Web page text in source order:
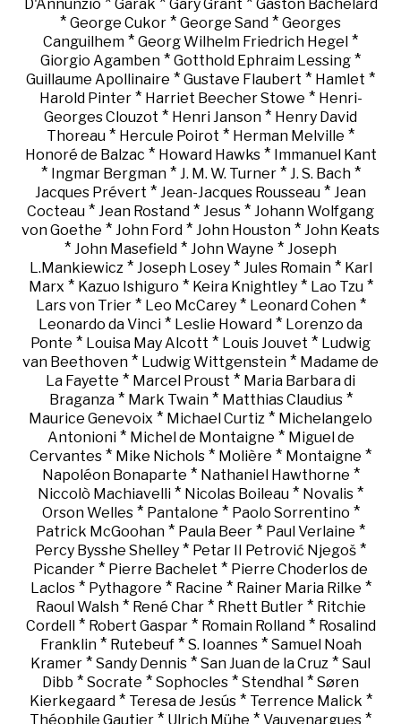
D'Annunzio
Garak Gary Grant Gaston Bachelard
* George Cukor * George Sand * Georges
Canguilhem * Georg Wilhelm Friedrich Hegel *
Giorgio Agamben * Gotthold Ephraim Lessing *
Guillaume Apollinaire * Gustave Flaubert * Hamlet *
Harold Pinter* Harriet Beecher Stowe * Henri-
Georges Clouzot * Henri Janson * Henry David
Thoreau * Hercule Poirot * Herman Melville *
Honoré de Balzac * Howard Hawks* Immanuel Kant
* Ingmar Bergman* J. M. W. Turner* J. S. Bach*
Jacques Prévert * Jean-Jacques Rousseau * Jean
Cocteau * Jean Rostand * Jesus * Johann Wolfgang
von Goethe * John Ford * John Houston * John Keats
* John Masefield * John Wayne * Joseph
L.Mankiewicz* Joseph Losey* Jules Romain* Karl
Marx * Kazuo Ishiguro * Keira Knightley* Lao Tzu*
Lars von Trier* Leo McCarey* Leonard Cohen*
Leonardo da Vinci * Leslie Howard * Lorenzo da
Ponte * Louisa May Alcott * Louis Jouvet * Ludwig
van Beethoven * Ludwig Wittgenstein * Madame de
La Fayette * Marcel Proust * Maria Barbara di
Braganza* Mark Twain* Matthias Claudius*
Maurice Genevoix * Michael Curtiz * Michelangelo
Antonioni* Michel de Montaigne * Miguel de
Cervantes * Mike Nichols * Molière * Montaigne *
Napoléon Bonaparte * Nathaniel Hawthorne *
Niccolò Machiavelli * Nicolas Boileau * Novalis *
Orson Welles* Pantalone * Paolo Sorrentino *
Patrick McGoohan * Paula Beer * Paul Verlaine *
Percy Bysshe Shelley * Petar II Petrović Njegoš *
Picander * Pierre Bachelet * Pierre Choderlos de
Laclos* Pythagore * Racine * Rainer Maria Rilke *
Raoul Walsh* René Char* Rhett Butler* Ritchie
Cordell * Robert Gaspar* Romain Rolland* Rosalind
Franklin* Rutebeuf* S. Ioannes* Samuel Noah
Kramer * Sandy Dennis * San Juan de la Cruz * Saul
Dibb * Socrate * Sophocles * Stendhal * Søren
Kierkegaard* Teresa de Jesús* Terrence Malick *
Théophile Gautier * Ulrich Mühe * Vauvenargues *